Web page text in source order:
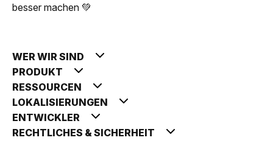
besser machen 💚
WER WIR SIND
PRODUKT
RESSOURCEN
LOKALISIERUNGEN
ENTWICKLER
RECHTLICHES & SICHERHEIT